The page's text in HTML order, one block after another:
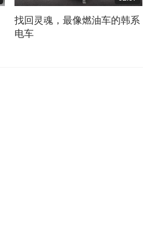
找回灵魂，最像燃油车的韩系
电车